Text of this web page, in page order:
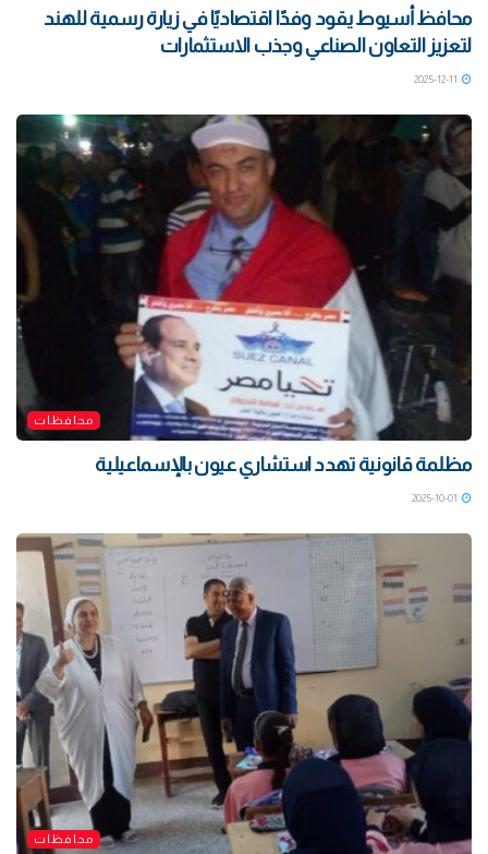
محافظ أسيوط يقود وفدًا اقتصاديًا في زيارة رسمية للهند
لتعزيز التعاون الصناعي وجذب الاستثمارات
محافظات
مظلمة قانونية تهدد استشاري عيون بالإسماعيلية
محافظات